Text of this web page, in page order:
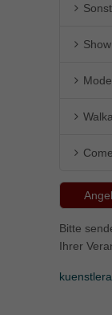
Bitte
Ihrer